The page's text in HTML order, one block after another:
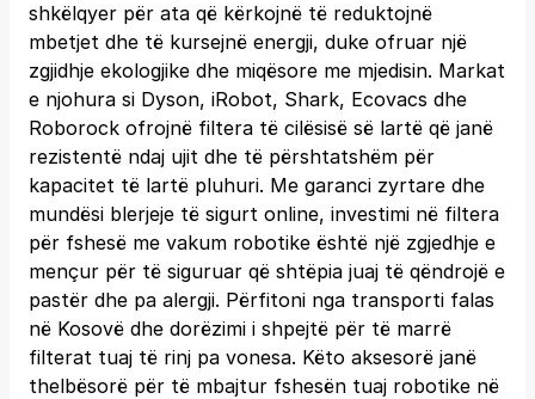
shkëlqyer për ata që kërkojnë të reduktojnë
mbetjet dhe të kursejnë energji, duke ofruar një
zgjidhje ekologjike dhe miqësore me mjedisin. Markat
e njohura si Dyson, iRobot, Shark, Ecovacs dhe
Roborock ofrojnë filtera të cilësisë së lartë që janë
rezistentë ndaj ujit dhe të përshtatshëm për
kapacitet të lartë pluhuri. Me garanci zyrtare dhe
mundësi blerjeje të sigurt online, investimi në filtera
për fshesë me vakum robotike është një zgjedhje e
mençur për të siguruar që shtëpia juaj të qëndrojë e
pastër dhe pa alergji. Përfitoni nga transporti falas
në Kosovë dhe dorëzimi i shpejtë për të marrë
filterat tuaj të rinj pa vonesa. Këto aksesorë janë
thelbësorë për të mbajtur fshesën tuaj robotike në